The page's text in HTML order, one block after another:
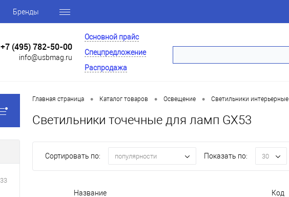
Бренды
+7 (495) 782-50-00
info@usbmag.ru
Основной прайс
Спецпредложение
Распродажа
33
Главная страница • Каталог товаров • Освещение • Светильники интерьерные
Светильники точечные для ламп GX53
Сортировать по: популярности Показать по: 30
Название Код